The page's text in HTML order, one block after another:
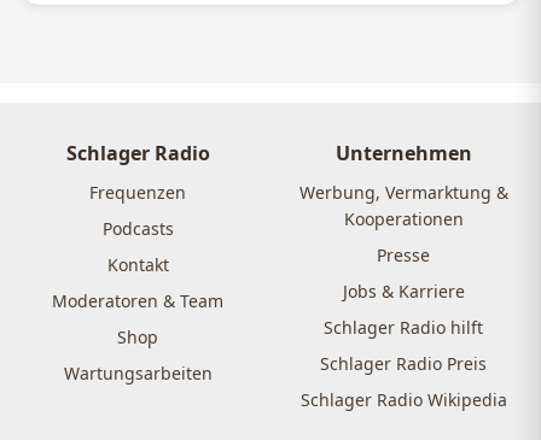
Schlager Radio
Frequenzen
Podcasts
Kontakt
Moderatoren & Team
Shop
Wartungsarbeiten
Unternehmen
Werbung, Vermarktung &
Kooperationen
Presse
Jobs & Karriere
Schlager Radio hilft
Schlager Radio Preis
Schlager Radio Wikipedia